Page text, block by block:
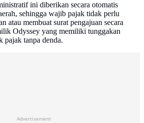
ini diberikan secara otomatis
sehingga wajib pajak tidak perlu
atau membuat surat pengajuan secara
Odyssey yang memiliki tunggakan
pajak tanpa denda.
Advertisement